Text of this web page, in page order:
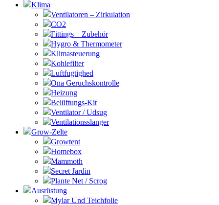
Klima
Ventilatoren – Zirkulation
CO2
Fittings – Zubehör
Hygro & Thermometer
Klimasteuerung
Kohlefilter
Luftfugtighed
Ona Geruchskontrolle
Heizung
Belüftungs-Kit
Ventilator / Udsug
Ventilationsslanger
Grow-Zelte
Growtent
Homebox
Mammoth
Secret Jardin
Plante Net / Scrog
Ausrüstung
Mylar Und Teichfolie